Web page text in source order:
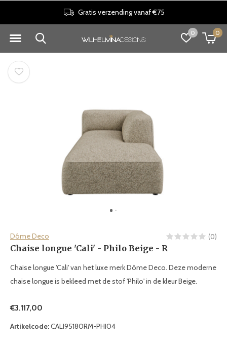
0 0
Gratis verzending vanaf €75
Dôme Deco (0)
Chaise longue 'Cali' - Philo Beige - R
Chaise longue 'Cali' van het luxe merk Dôme Deco. Deze moderne
chaise longue is bekleed met de stof 'Philo' in de kleur Beige.
€3.117,00
Artikelcode:CALI95180RM-PHI04